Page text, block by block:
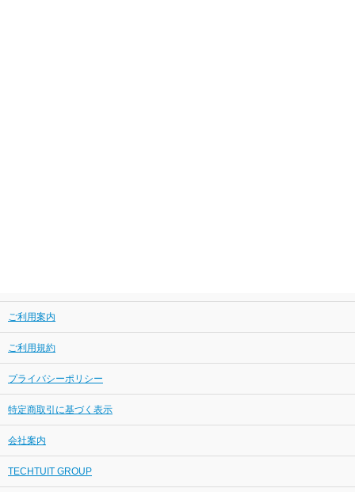
ご利用案内
ご利用規約
プライバシーポリシー
特定商取引に基づく表示
会社案内
TECHTUIT GROUP